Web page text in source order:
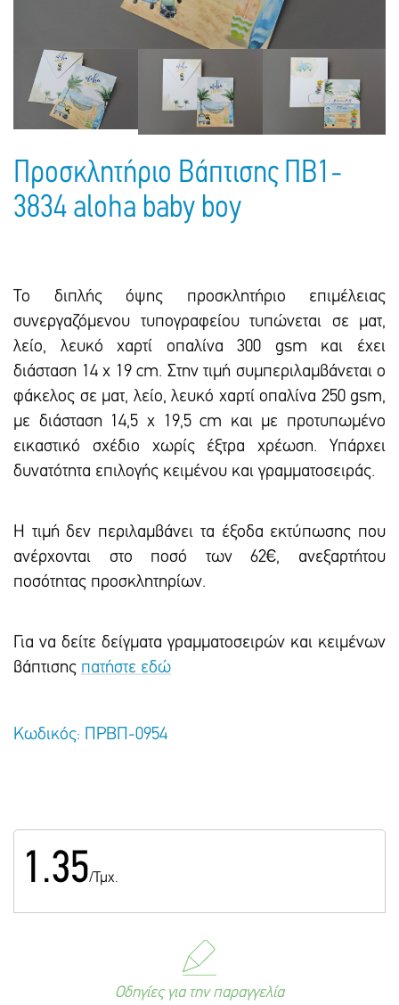
Πακέτα Δώρων
Τσάντες - Ποδιές - Ομπρέλες
Παιδικό Πάρτι
Παιδικά Είδη
Ημερολόγια - Ατζέντες
Γραφική Ύλη
Είδη Γραφείου
Τετράδια - Φάκελοι
Μπλοκ Ζωγραφικής
Προσκλητήριο Βάπτισης ΠΒ1-
3834 aloha baby boy
Το διπλής όψης προσκλητήριο επιμέλειας
συνεργαζόμενου τυπογραφείου τυπώνεται σε ματ,
λείο, λευκό χαρτί οπαλίνα 300 gsm και έxει
διάσταση 14 x 19 cm. Στην τιμή συμπεριλαμβάνεται ο
φάκελος σε ματ, λείο, λευκό χαρτί οπαλίνα 250 gsm,
με διάσταση 14,5 x 19,5 cm και με προτυπωμένο
εικαστικό σxέδιο χωρίς έξτρα xρέωση. Υπάρxει
δυνατότητα επιλογής κειμένου και γραμματοσειράς.
Η τιμή δεν περιλαμβάνει τα έξοδα εκτύπωσης που
ανέρχονται στο ποσό των 62€, ανεξαρτήτου
ποσότητας προσκλητηρίων.
Για να δείτε δείγματα γραμματοσειρών και κειμένων
βάπτισης πατήστε εδώ
Κωδικός: ΠΡΒΠ-0954
1.35/Τμχ.
Οδηγίες για την παραγγελία